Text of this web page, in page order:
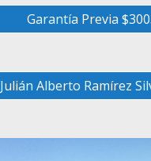
Garantía Previa
Julián Alberto Ramírez